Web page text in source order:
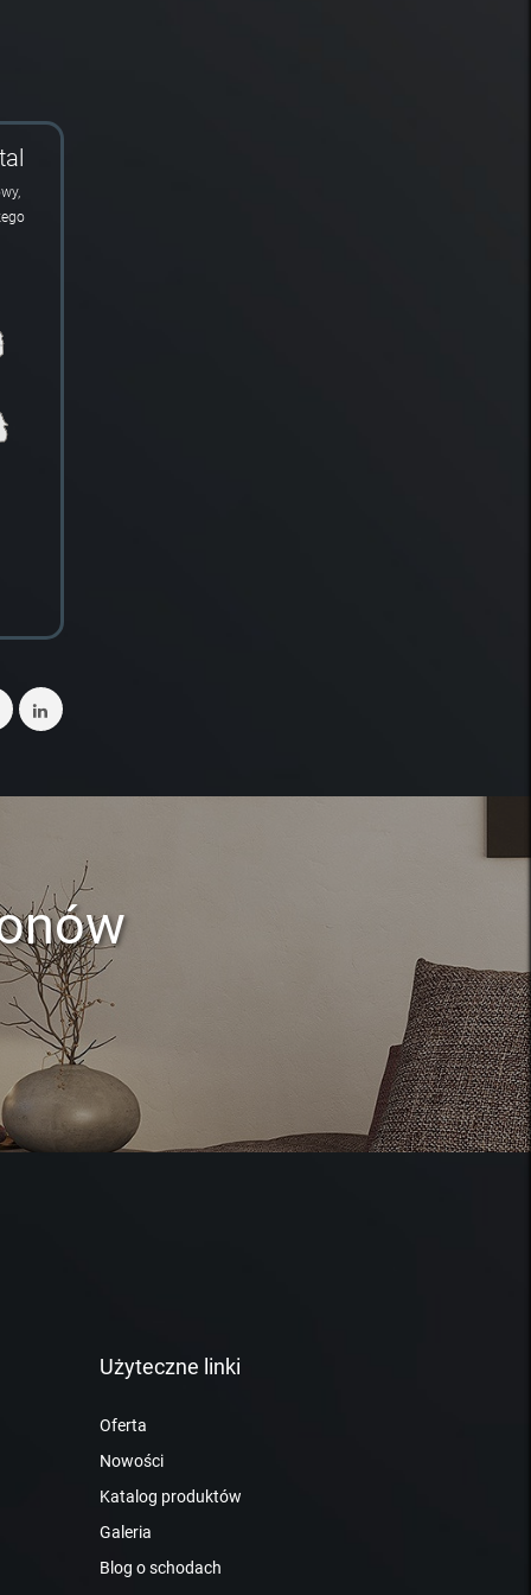
Użyteczne linki
Oferta
Nowości
Katalog produktów
Galeria
Blog o schodach